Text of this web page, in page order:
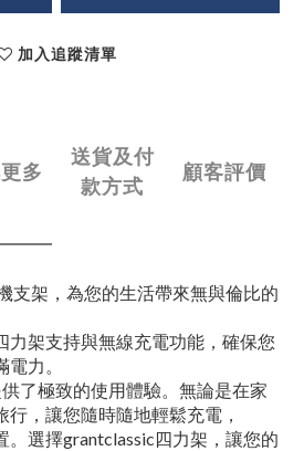
加入追蹤清單
多
送貨及付
款方式
顧客評價
支架，為您的生活帶來無與倫比的
力架支持與無線充電功能，確保您
力。
了極致的使用體驗。無論是在家
，讓您隨時隨地輕鬆充電，
。選擇grantclassic四力架，讓您的